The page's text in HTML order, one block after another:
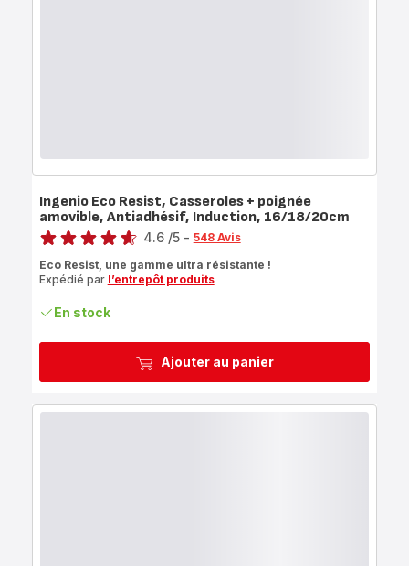
Ajouter au panier
Ingenio Eco Resist, Casseroles + poignée
amovible, Antiadhésif, Induction, 16/18/20cm
Note
4.6 /5 - 548 Avis
Eco Resist, une gamme ultra résistante !
Expédié par l’entrepôt produits
En stock